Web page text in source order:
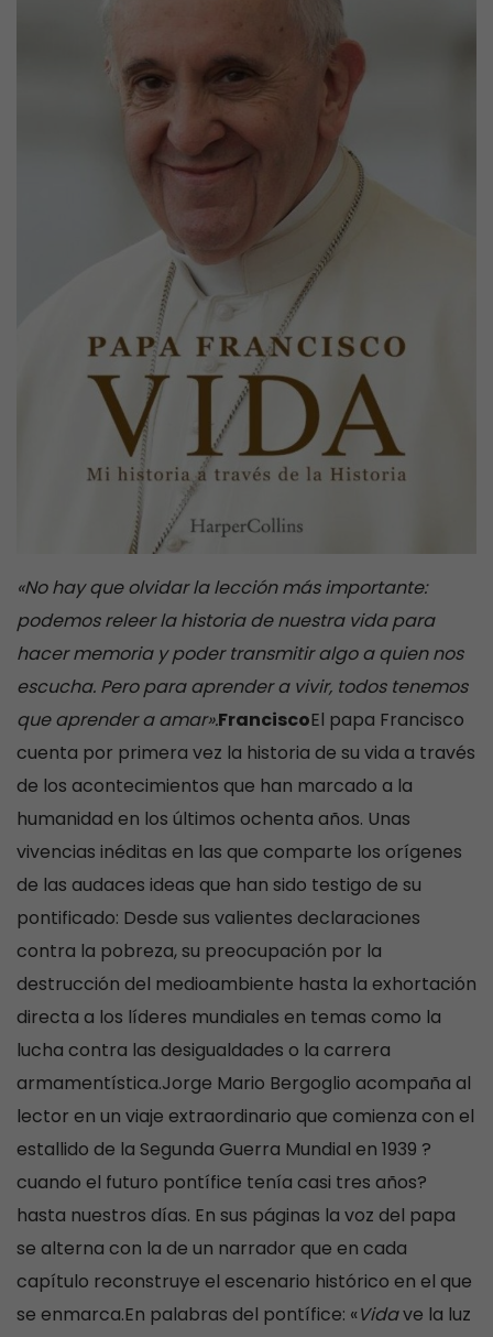
«No hay que olvidar la lección más importante:
podemos releer la historia de nuestra vida para
hacer memoria y poder transmitir algo a quien nos
escucha. Pero para aprender a vivir, todos tenemos
que aprender a amar».FranciscoEl papa Francisco
cuenta por primera vez la historia de su vida a través
de los acontecimientos que han marcado a la
humanidad en los últimos ochenta años. Unas
vivencias inéditas en las que comparte los orígenes
de las audaces ideas que han sido testigo de su
pontificado: Desde sus valientes declaraciones
contra la pobreza, su preocupación por la
destrucción del medioambiente hasta la exhortación
directa a los líderes mundiales en temas como la
lucha contra las desigualdades o la carrera
armamentística.Jorge Mario Bergoglio acompaña al
lector en un viaje extraordinario que comienza con el
estallido de la Segunda Guerra Mundial en 1939 ?
cuando el futuro pontífice tenía casi tres años?
hasta nuestros días. En sus páginas la voz del papa
se alterna con la de un narrador que en cada
capítulo reconstruye el escenario histórico en el que
se enmarca.En palabras del pontífice: «Vidave la luz